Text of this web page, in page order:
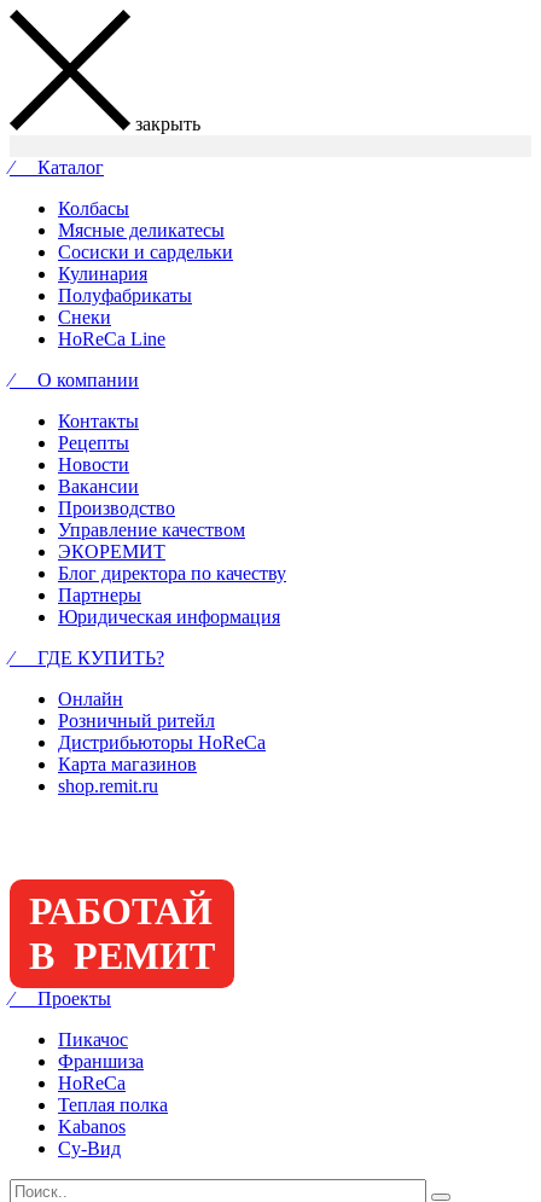
закрыть
⁄ Каталог
Колбасы
Мясные деликатесы
Сосиски и сардельки
Кулинария
Полуфабрикаты
Снеки
HoReCa Line
⁄ О компании
Контакты
Рецепты
Новости
Вакансии
Производство
Управление качеством
ЭКОРЕМИТ
Блог директора по качеству
Партнеры
Юридическая информация
⁄ ГДЕ КУПИТЬ?
Онлайн
Розничный ритейл
Дистрибьюторы HoReCa
Карта магазинов
shop.remit.ru
РАБОТАЙ
В РЕМИТ
⁄ Проекты
Пикачос
Франшиза
HoReCa
Теплая полка
Kabanos
Су-Вид